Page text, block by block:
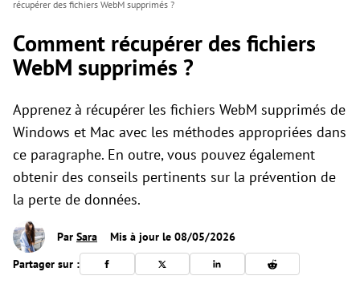
récupérer des fichiers WebM supprimés ?
Comment récupérer des fichiers
WebM supprimés ?
Apprenez à récupérer les fichiers WebM supprimés de
Windows et Mac avec les méthodes appropriées dans
ce paragraphe. En outre, vous pouvez également
obtenir des conseils pertinents sur la prévention de
la perte de données.
Par Sara
Mis à jour le 08/05/2026
Partager sur :